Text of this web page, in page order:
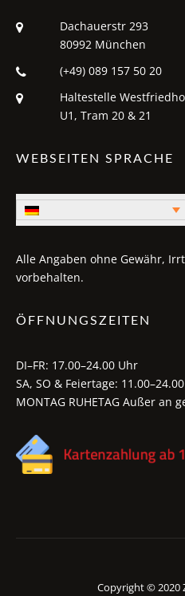
Dachauerstr 293
80992 München
(+49) 089 157 50 20
Haltestelle
U1, Tram 20 & 21
WEBSEITEN SPRACHE
Alle Angaben ohne Gewähr,
vorbehalten.
ÖFFNUNGSZEITEN
DI–FR: 17.00–24.00 Uhr
SA, SO & Feiertage:
MONTAG RUHETAG Außer an
Copyright © 2020